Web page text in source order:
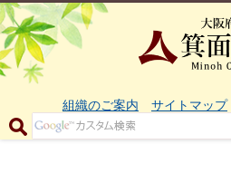
組織のご案内 サイトマップ